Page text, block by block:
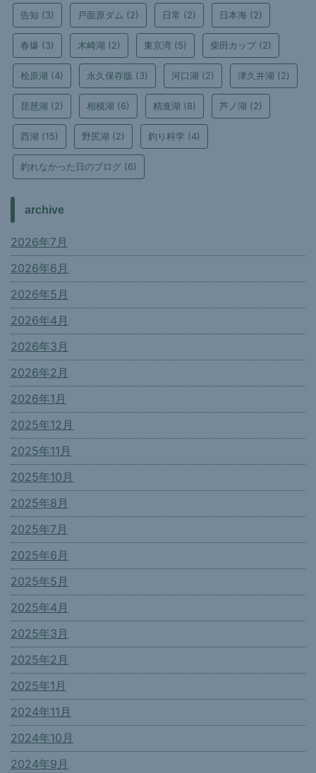
告知 (3) 戸面原ダム (2) 日常 (2) 日本海 (2)
春爆 (3) 木崎湖 (2) 東京湾 (5) 柴田カップ (2)
桧原湖 (4) 永久保存版 (3) 河口湖 (2) 津久井湖 (2)
琵琶湖 (2) 相模湖 (6) 精進湖 (8) 芦ノ湖 (2)
西湖 (15) 野尻湖 (2) 釣り科学 (4)
釣れなかった日のブログ (6)
archive
2026年7月
2026年6月
2026年5月
2026年4月
2026年3月
2026年2月
2026年1月
2025年12月
2025年11月
2025年10月
2025年8月
2025年7月
2025年6月
2025年5月
2025年4月
2025年3月
2025年2月
2025年1月
2024年11月
2024年10月
2024年9月